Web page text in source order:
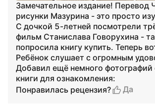
Замечательное издание! Перевод
рисунки Мазурина - это просто
С дочкой 5-летней посмотрели
фильм Станислава Говорухина -
попросила книгу купить. Теперь
Ребёнок слушает с огромным
Добавил ещё немного фотографий
книги для ознакомления:
Понравилась рецензия?
Да